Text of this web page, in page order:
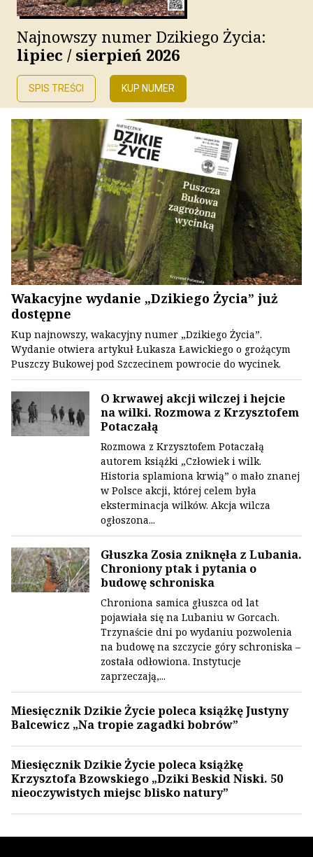
Najnowszy numer Dzikiego Życia:
lipiec / sierpień 2026
SPIS TREŚCI KUP NUMER
Wakacyjne wydanie „Dzikiego Życia” już
dostępne
Kup najnowszy, wakacyjny numer „Dzikiego Życia”.
Wydanie otwiera artykuł Łukasza Ławickiego o grożącym
Puszczy Bukowej pod Szczecinem powrocie do wycinek.
O krwawej akcji wilczej i hejcie
na wilki. Rozmowa z Krzysztofem
Potaczałą
Rozmowa z Krzysztofem Potaczałą
autorem książki „Człowiek i wilk.
Historia splamiona krwią” o mało znanej
w Polsce akcji, której celem była
eksterminacja wilków. Akcja wilcza
ogłoszona...
Głuszka Zosia zniknęła z Lubania.
Chroniony ptak i pytania o
budowę schroniska
Chroniona samica głuszca od lat
pojawiała się na Lubaniu w Gorcach.
Trzynaście dni po wydaniu pozwolenia
na budowę na szczycie góry schroniska –
została odłowiona. Instytucje
zaprzeczają,...
Miesięcznik Dzikie Życie poleca książkę Justyny
Balcewicz „Na tropie zagadki bobrów”
Miesięcznik Dzikie Życie poleca książkę
Krzysztofa Bzowskiego „Dziki Beskid Niski. 50
nieoczywistych miejsc blisko natury”